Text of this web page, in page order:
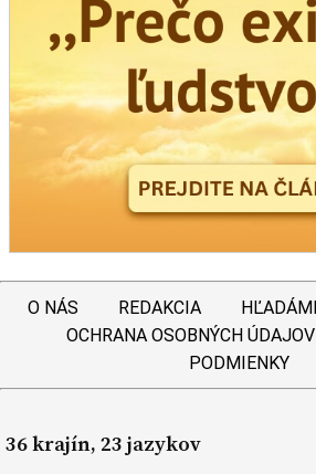
O NÁS REDAKCIA
OCHRANA OSOBNÝCH ÚDAJOV
PODMIENKY
36 krajín, 23 jazykov